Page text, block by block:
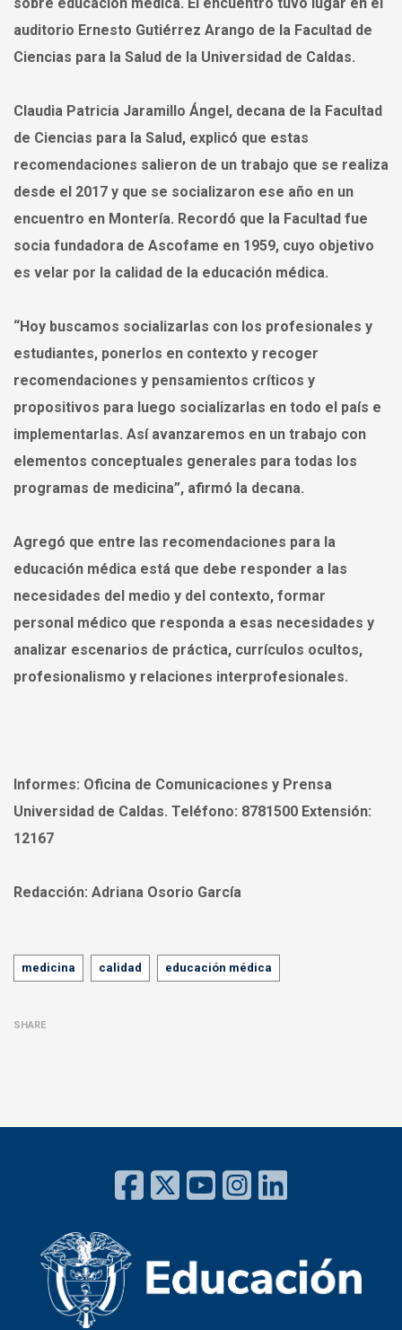
auditorio Ernesto Gutiérrez Arango de la Facultad de
Ciencias para la Salud de la Universidad de Caldas.
Claudia Patricia Jaramillo Ángel, decana de la Facultad
de Ciencias para la Salud, explicó que estas
recomendaciones salieron de un trabajo que se realiza
desde el 2017 y que se socializaron ese año en un
encuentro en Montería. Recordó que la Facultad fue
socia fundadora de Ascofame en 1959, cuyo objetivo
es velar por la calidad de la educación médica.
“Hoy buscamos socializarlas con los profesionales y
estudiantes, ponerlos en contexto y recoger
recomendaciones y pensamientos críticos y
propositivos para luego socializarlas en todo el país e
implementarlas. Así avanzaremos en un trabajo con
elementos conceptuales generales para todas los
programas de medicina”, afirmó la decana.
Agregó que entre las recomendaciones para la
educación médica está que debe responder a las
necesidades del medio y del contexto, formar
personal médico que responda a esas necesidades y
analizar escenarios de práctica, currículos ocultos,
profesionalismo y relaciones interprofesionales.
Informes: Oficina de Comunicaciones y Prensa
Universidad de Caldas. Teléfono: 8781500 Extensión:
12167
Redacción: Adriana Osorio García
Tags
medicina calidad educación médica
SHARE